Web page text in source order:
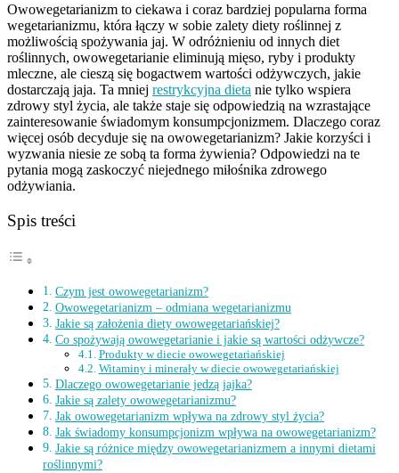
Owowegetarianizm to ciekawa i coraz bardziej popularna forma
wegetarianizmu, która łączy w sobie zalety diety roślinnej z
możliwością spożywania jaj. W odróżnieniu od innych diet
roślinnych, owowegetarianie eliminują mięso, ryby i produkty
mleczne, ale cieszą się bogactwem wartości odżywczych, jakie
dostarczają jaja. Ta mniej restrykcyjna dieta nie tylko wspiera
zdrowy styl życia, ale także staje się odpowiedzią na wzrastające
zainteresowanie świadomym konsumpcjonizmem. Dlaczego coraz
więcej osób decyduje się na owowegetarianizm? Jakie korzyści i
wyzwania niesie ze sobą ta forma żywienia? Odpowiedzi na te
pytania mogą zaskoczyć niejednego miłośnika zdrowego
odżywiania.
Spis treści
Czym jest owowegetarianizm?
Owowegetarianizm – odmiana wegetarianizmu
Jakie są założenia diety owowegetariańskiej?
Co spożywają owowegetarianie i jakie są wartości odżywcze?
Produkty w diecie owowegetariańskiej
Witaminy i minerały w diecie owowegetariańskiej
Dlaczego owowegetarianie jedzą jajka?
Jakie są zalety owowegetarianizmu?
Jak owowegetarianizm wpływa na zdrowy styl życia?
Jak świadomy konsumpcjonizm wpływa na owowegetarianizm?
Jakie są różnice między owowegetarianizmem a innymi dietami
roślinnymi?